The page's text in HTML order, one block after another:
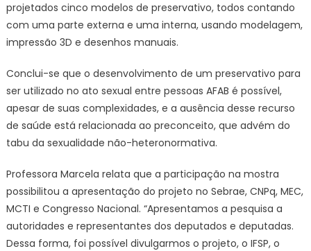
projetados cinco modelos de preservativo, todos contando
com uma parte externa e uma interna, usando modelagem,
impressão 3D e desenhos manuais.
Conclui-se que o desenvolvimento de um preservativo para
ser utilizado no ato sexual entre pessoas AFAB é possível,
apesar de suas complexidades, e a ausência desse recurso
de saúde está relacionada ao preconceito, que advém do
tabu da sexualidade não-heteronormativa.
Professora Marcela relata que a participação na mostra
possibilitou a apresentação do projeto no Sebrae, CNPq, MEC,
MCTI e Congresso Nacional. “Apresentamos a pesquisa a
autoridades e representantes dos deputados e deputadas.
Dessa forma, foi possível divulgarmos o projeto, o IFSP, o